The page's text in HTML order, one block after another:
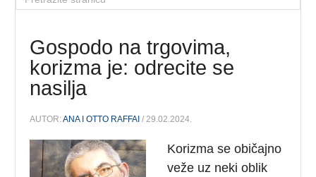
Gospodo na trgovima,
korizma je: odrecite se
nasilja
AUTOR:ANA I OTTO RAFFAI / 29.02.2024.
Korizma se običajno
veže uz neki oblik